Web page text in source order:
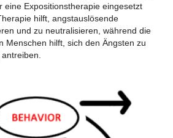
eine Expositionstherapie eingesetzt
hilft, angstauslösende
und zu neutralisieren, während die
Menschen hilft, sich den Ängsten zu